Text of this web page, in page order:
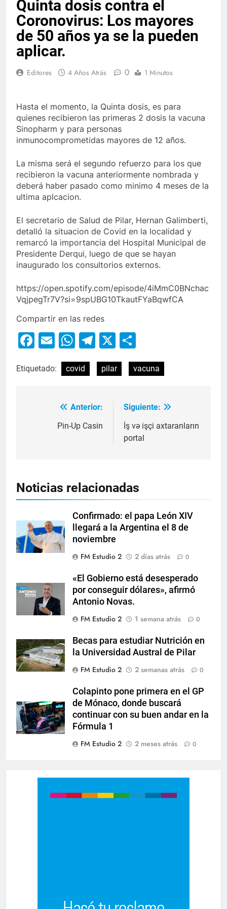
Quinta dosis contra el
Coronovirus: Los mayores
de 50 años ya se la pueden
aplicar.
Editores 4 Años Atrás 0 1 Minutos
Hasta el momento, la Quinta dosis, es para
quienes recibieron las primeras 2 dosis la vacuna
Sinopharm y para personas
inmunocomprometidas mayores de 12 años.
La misma será el segundo refuerzo para los que
recibieron la vacuna anteriormente nombrada y
deberá haber pasado como minimo 4 meses de la
ultima aplcacion.
El secretario de Salud de Pilar, Hernan Galimberti,
detalló la situacion de Covid en la localidad y
remarcó la importancia del Hospital Municipal de
Presidente Derqui, luego de que se hayan
inaugurado los consultorios externos.
https://open.spotify.com/episode/4iMmC0BNchac
VqjpegTr7V?si=9spUBG10TkautFYaBqwfCA
Compartir en las redes
Facebook
EmailWhatsApp
Telegram
X
Etiquetado: covid pilar vacuna
Anterior:
Pin-Up Casin
Siguiente:
İş və işçi axtaranların
portal
Noticias relacionadas
Confirmado: el papa León XIV
llegará a la Argentina el 8 de
noviembre
FM Estudio 2
2 días atrás 0
«El Gobierno está desesperado
por conseguir dólares», afirmó
Antonio Novas.
FM Estudio 2
1 semana atrás 0
Becas para estudiar Nutrición en
la Universidad Austral de Pilar
FM Estudio 2
2 semanas atrás 0
Colapinto pone primera en el GP
de Mónaco, donde buscará
continuar con su buen andar en la
Fórmula 1
FM Estudio 2
2 meses atrás 0